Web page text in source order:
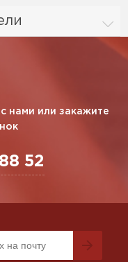
нами или закажите
52